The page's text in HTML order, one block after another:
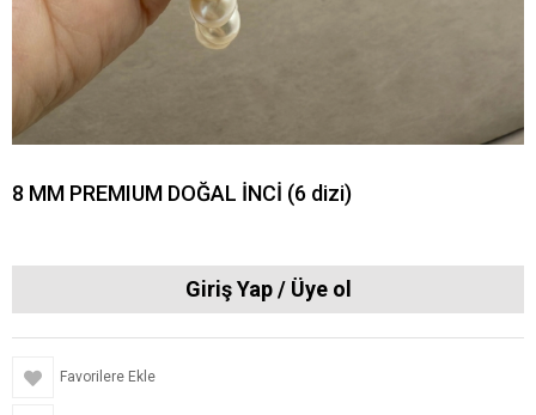
8 MM PREMIUM DOĞAL İNCİ (6 dizi)
Favorilere Ekle